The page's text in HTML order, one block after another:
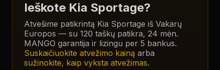
Ieškote Kia Sportage?
Atvešime patikrintą Kia Sportage iš Vakarų
Europos — su 120 taškų patikra, 24 mėn.
MANGO garantija ir lizingu per 5 bankus.
Suskaičiuokite atvežimo kainą arba
sužinokite, kaip vyksta atvežimas.